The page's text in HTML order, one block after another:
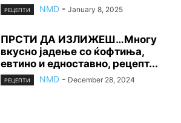
РЕЦЕПТИ NMD - January 8, 2025
ПРСТИ ДА ИЗЛИЖЕШ…Многу
вкусно јадење со ќофтиња,
евтино и едноставно, рецепт...
РЕЦЕПТИ NMD - December 28, 2024